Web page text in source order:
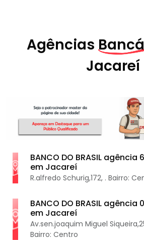
Agências
Jacareí
BANCO DO BRASIL agência
em Jacareí
R.alfredo Schurig,172, . Bairro:
BANCO DO BRASIL agência
em Jacareí
Av.sen.joaquim Miguel
Bairro: Centro